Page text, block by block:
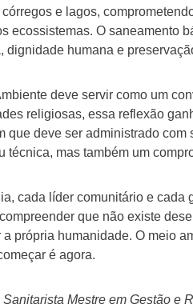
e lagos,
ecossistemas. O saneamento
dignidade humana e
deve servir como um
religiosas, essa reflexão
que deve ser administrado
mas também um
cada líder comunitário e
que não existe
própria humanidade. O meio
é agora.
Mestre em Gestão e